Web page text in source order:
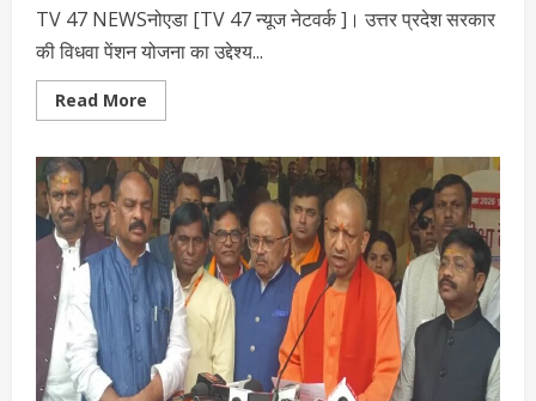
TV 47 NEWSनोएडा [TV 47 न्‍यूज नेटवर्क ]। उत्तर प्रदेश सरकार
की विधवा पेंशन योजना का उद्देश्य...
Read More
more
प्रदेश
में
विधवा
पेंशन
धोखाधड़ी
:
बरेली
में
25
महिलाओं
का
फर्जीवाड़ा